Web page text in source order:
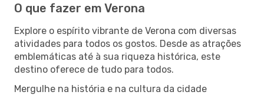
O que fazer em Verona
Explore o espírito vibrante de Verona com diversas
atividades para todos os gostos. Desde as atrações
emblemáticas até à sua riqueza histórica, este
destino oferece de tudo para todos.
Mergulhe na história e na cultura da cidade